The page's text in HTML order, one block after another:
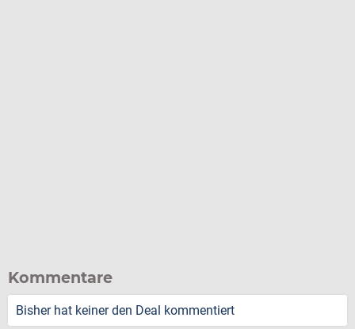
Kommentare
Bisher hat keiner den Deal kommentiert